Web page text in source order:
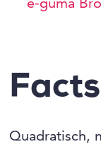
Quadratisch,